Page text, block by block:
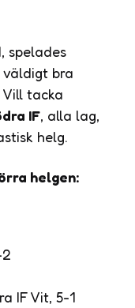
spelades
väldigt bra
tacka
IF, alla lag,
helg.
helgen:
IF Vit, 5-1